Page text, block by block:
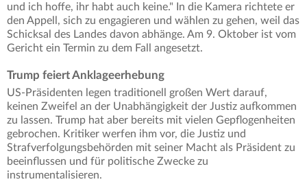
und ich hoffe, ihr habt auch keine." In die Kamera richtete er
den Appell, sich zu engagieren und wählen zu gehen, weil das
Schicksal des Landes davon abhänge. Am 9. Oktober ist vom
Gericht ein Termin zu dem Fall angesetzt.
Trump feiert Anklageerhebung
US-Präsidenten legen traditionell großen Wert darauf,
keinen Zweifel an der Unabhängigkeit der Justiz aufkommen
zu lassen. Trump hat aber bereits mit vielen Gepflogenheiten
gebrochen. Kritiker werfen ihm vor, die Justiz und
Strafverfolgungsbehörden mit seiner Macht als Präsident zu
beeinflussen und für politische Zwecke zu
instrumentalisieren.